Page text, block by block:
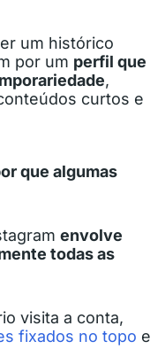
um histórico
por um perfil que
,
curtos e
que algumas
envolve
todas as
visita a conta,
fixados no topo e